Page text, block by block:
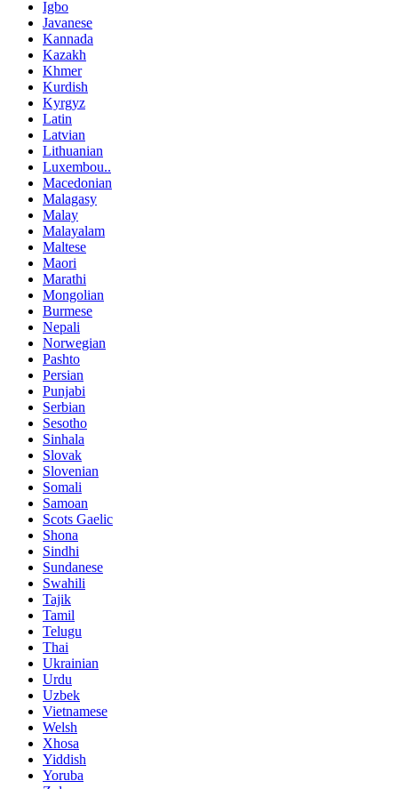
Igbo
Javanese
Kannada
Kazakh
Khmer
Kurdish
Kyrgyz
Latin
Latvian
Lithuanian
Luxembou..
Macedonian
Malagasy
Malay
Malayalam
Maltese
Maori
Marathi
Mongolian
Burmese
Nepali
Norwegian
Pashto
Persian
Punjabi
Serbian
Sesotho
Sinhala
Slovak
Slovenian
Somali
Samoan
Scots Gaelic
Shona
Sindhi
Sundanese
Swahili
Tajik
Tamil
Telugu
Thai
Ukrainian
Urdu
Uzbek
Vietnamese
Welsh
Xhosa
Yiddish
Yoruba